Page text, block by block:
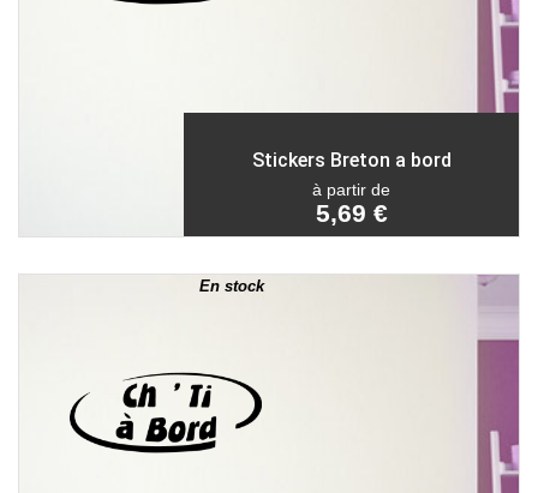
Stickers Breton a bord
à partir de
5,69 €
En stock